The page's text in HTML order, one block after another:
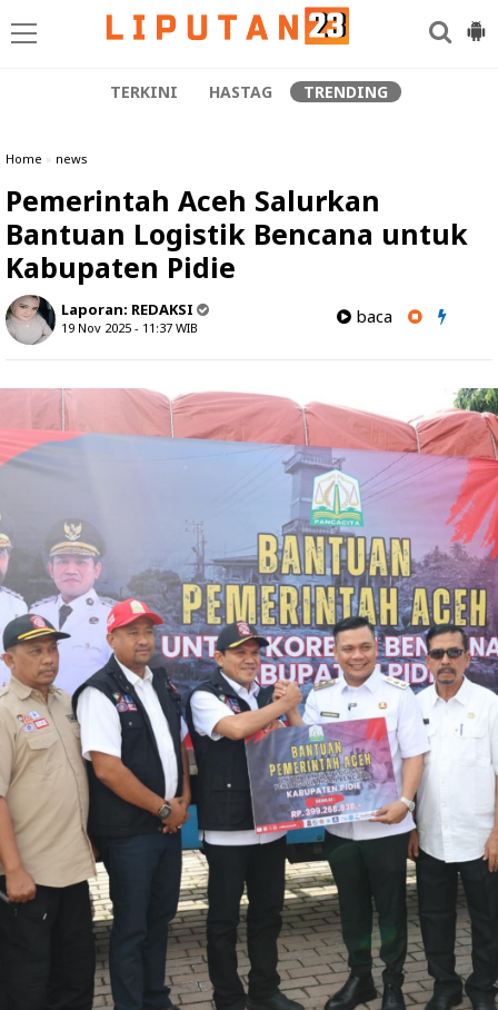
TERKINI HASTAG TRENDING
Home » news
Pemerintah Aceh Salurkan
Bantuan Logistik Bencana untuk
Kabupaten Pidie
Laporan: REDAKSI
19 Nov 2025 - 11:37 WIB
baca